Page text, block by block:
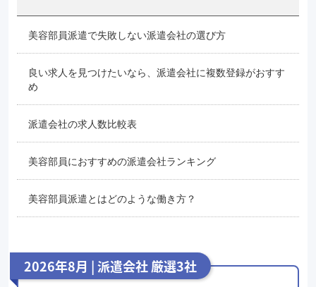
美容部員派遣で失敗しない派遣会社の選び方
良い求人を見つけたいなら、派遣会社に複数登録がおすす
め
派遣会社の求人数比較表
美容部員におすすめの派遣会社ランキング
美容部員派遣とはどのような働き方？
2026年8月 | 派遣会社 厳選3社